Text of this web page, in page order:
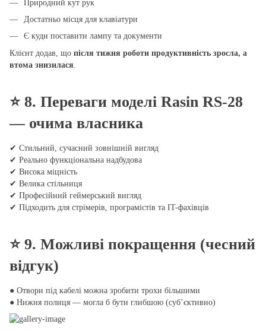
Природний кут рук
Достатньо місця для клавіатури
Є куди поставити лампу та документи
Клієнт додав, що після тижня роботи продуктивність зросла, а
втома знизилася
⭐ 8. Переваги моделі Rasin RS-28
— очима власника
✔ Стильний, сучасний зовнішній вигляд
✔ Реально функціональна надбудова
✔ Висока міцність
✔ Велика стільниця
✔ Професійний геймерський вигляд
✔ Підходить для стрімерів, програмістів та IT-фахівців
⭐ 9. Можливі покращення (чесний
відгук)
● Отвори під кабелі можна зробити трохи більшими
● Нижня полиця — могла б бути глибшою (суб’єктивно)